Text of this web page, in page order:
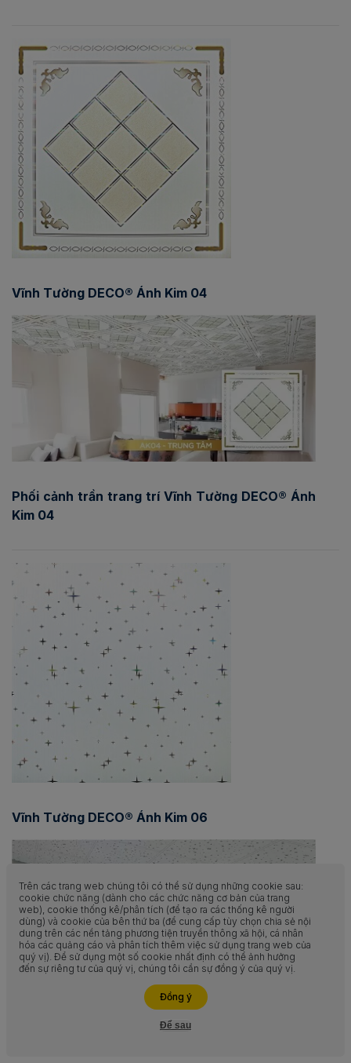
Vĩnh Tường DECO® Ánh Kim 04
Phối cảnh trần trang trí Vĩnh Tường DECO® Ánh
Kim 04
Vĩnh Tường DECO® Ánh Kim 06
Phối cảnh trần trang trí Vĩnh Tường DECO® Ánh
Trên các trang web chúng tôi có thể sử dụng những cookie sau:
cookie chức năng (dành cho các chức năng cơ bản của trang
web), cookie thống kê/phân tích (để tạo ra các thống kê người
dùng) và cookie của bên thứ ba (để cung cấp tùy chọn chia sẻ nội
dung trên các nền tảng phương tiện truyền thông xã hội, cá nhân
hóa các quảng cáo và phân tích thêm việc sử dụng trang web của
quý vị). Để sử dụng một số cookie nhất định có thể ảnh hưởng
đến sự riêng tư của quý vị, chúng tôi cần sự đồng ý của quý vị.
Đồng ý
Để sau